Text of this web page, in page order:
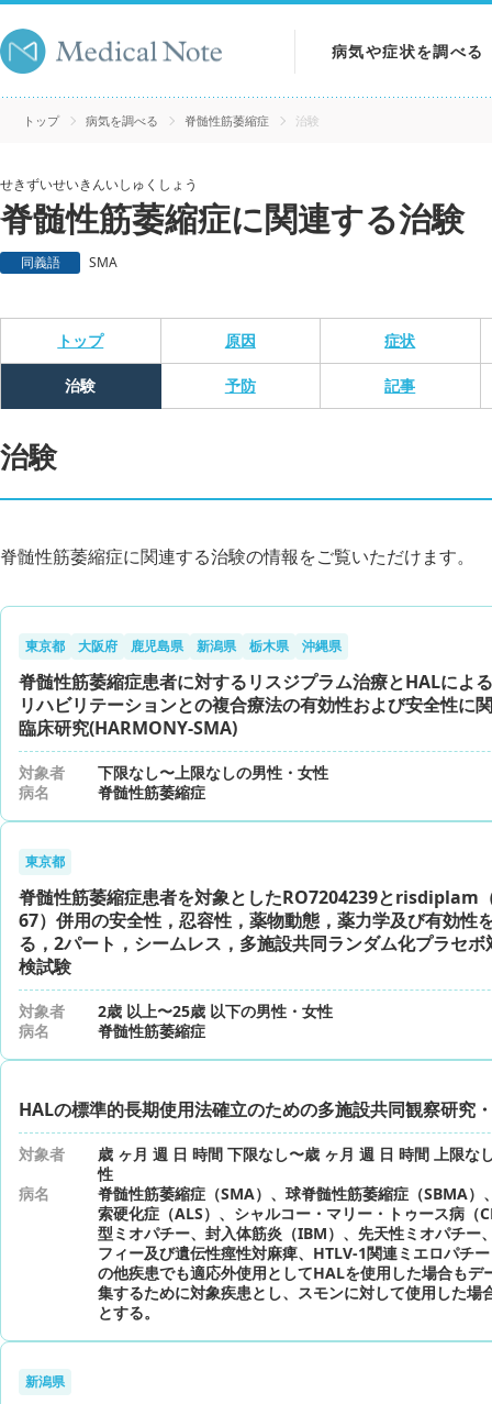
病気や症状を調べる
病気を調べる
検査を調べる
トップ 病気を調べる 脊髄性筋萎縮症 治験
せきずいせいきんいしゅくしょう
脊髄性筋萎縮症に関連する治験
同義語 SMA
トップ 原因 症状
治験 予防 記事
治験
脊髄性筋萎縮症に関連する治験の情報をご覧いただけます。
東京都 大阪府 鹿児島県 新潟県 栃木県 沖縄県
脊髄性筋萎縮症患者に対するリスジプラム治療とHALによ
リハビリテーションとの複合療法の有効性および安全性に
臨床研究(HARMONY-SMA)
対象者
下限なし〜上限なしの男性・女性
病名
脊髄性筋萎縮症
東京都
脊髄性筋萎縮症患者を対象としたRO7204239とrisdiplam
67）併用の安全性，忍容性，薬物動態，薬力学及び有効性
る，2パート，シームレス，多施設共同ランダム化プラセボ
検試験
対象者
2歳 以上〜25歳 以下の男性・女性
病名
脊髄性筋萎縮症
HALの標準的長期使用法確立のための多施設共同観察研究
対象者
歳 ヶ月 週 日 時間 下限なし〜歳 ヶ月 週 日 時間 上限な
性
病名
脊髄性筋萎縮症（SMA）、球脊髄性筋萎縮症（SBMA）
索硬化症（ALS）、シャルコー・マリー・トゥース病（
型ミオパチー、封入体筋炎（IBM）、先天性ミオパチー
フィー及び遺伝性痙性対麻痺、HTLV-1関連ミエロパチ
の他疾患でも適応外使用としてHALを使用した場合もデ
集するために対象疾患とし、スモンに対して使用した場
とする。
新潟県